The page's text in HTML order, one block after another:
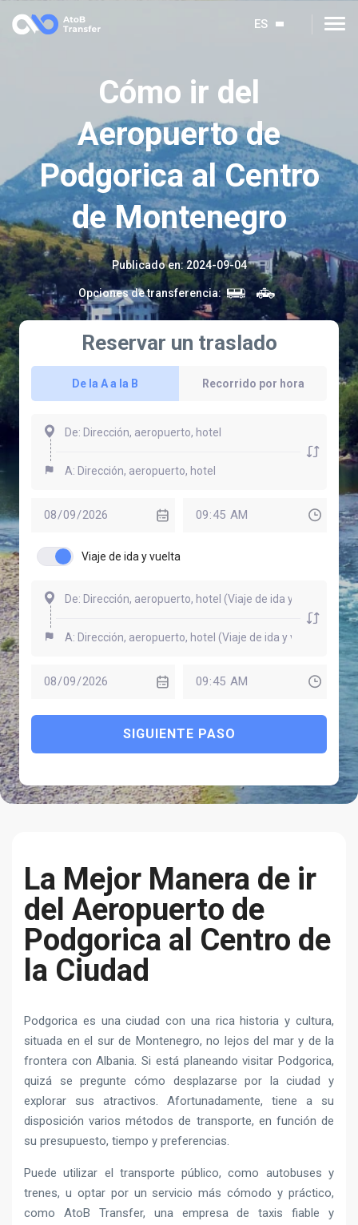
ES
Cómo ir del
Aeropuerto de
Podgorica al Centro
de Montenegro
Publicado en:2024-09-04
Opciones de transferencia:
Reservar un traslado
De la A a la B Recorrido por hora
Viaje de ida y vuelta
SIGUIENTE PASO
La Mejor Manera de ir
del Aeropuerto de
Podgorica al Centro de
la Ciudad
Podgorica es una ciudad con una rica historia y cultura,
situada en el sur de Montenegro, no lejos del mar y de la
frontera con Albania. Si está planeando visitar Podgorica,
quizá se pregunte cómo desplazarse por la ciudad y
explorar sus atractivos. Afortunadamente, tiene a su
disposición varios métodos de transporte, en función de
su presupuesto, tiempo y preferencias.
Puede utilizar el transporte público, como autobuses y
trenes, u optar por un servicio más cómodo y práctico,
como AtoB Transfer, una empresa de taxis fiable y